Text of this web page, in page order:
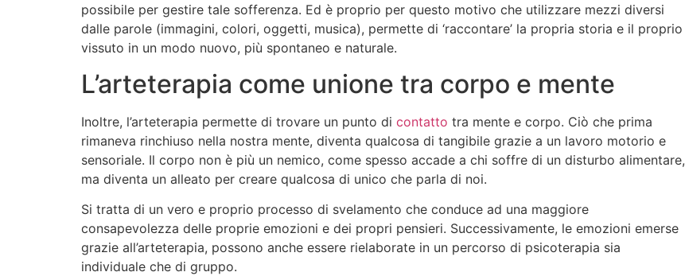
possibile per gestire tale sofferenza. Ed è proprio per questo motivo che utilizzare mezzi diversi
dalle parole (immagini, colori, oggetti, musica), permette di ‘raccontare’ la propria storia e il proprio
vissuto in un modo nuovo, più spontaneo e naturale.
L’arteterapia come unione tra corpo e mente
Inoltre, l’arteterapia permette di trovare un punto di contatto tra mente e corpo. Ciò che prima
rimaneva rinchiuso nella nostra mente, diventa qualcosa di tangibile grazie a un lavoro motorio e
sensoriale. Il corpo non è più un nemico, come spesso accade a chi soffre di un disturbo alimentare,
ma diventa un alleato per creare qualcosa di unico che parla di noi.
Si tratta di un vero e proprio processo di svelamento che conduce ad una maggiore
consapevolezza delle proprie emozioni e dei propri pensieri. Successivamente, le emozioni emerse
grazie all’arteterapia, possono anche essere rielaborate in un percorso di psicoterapia sia
individuale che di gruppo.